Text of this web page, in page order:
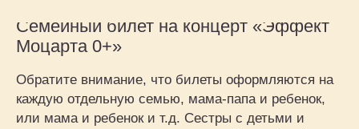
Семейный билет на концерт «Эффект
Моцарта 0+»
Обратите внимание, что билеты оформляются на
каждую отдельную семью, мама-папа и ребенок,
или мама и ребенок и т.д. Сестры с детьми и